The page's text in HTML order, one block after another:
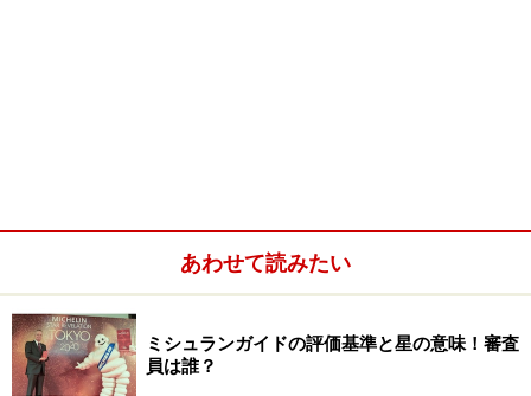
あわせて読みたい
ミシュランガイドの評価基準と星の意味！審査
員は誰？